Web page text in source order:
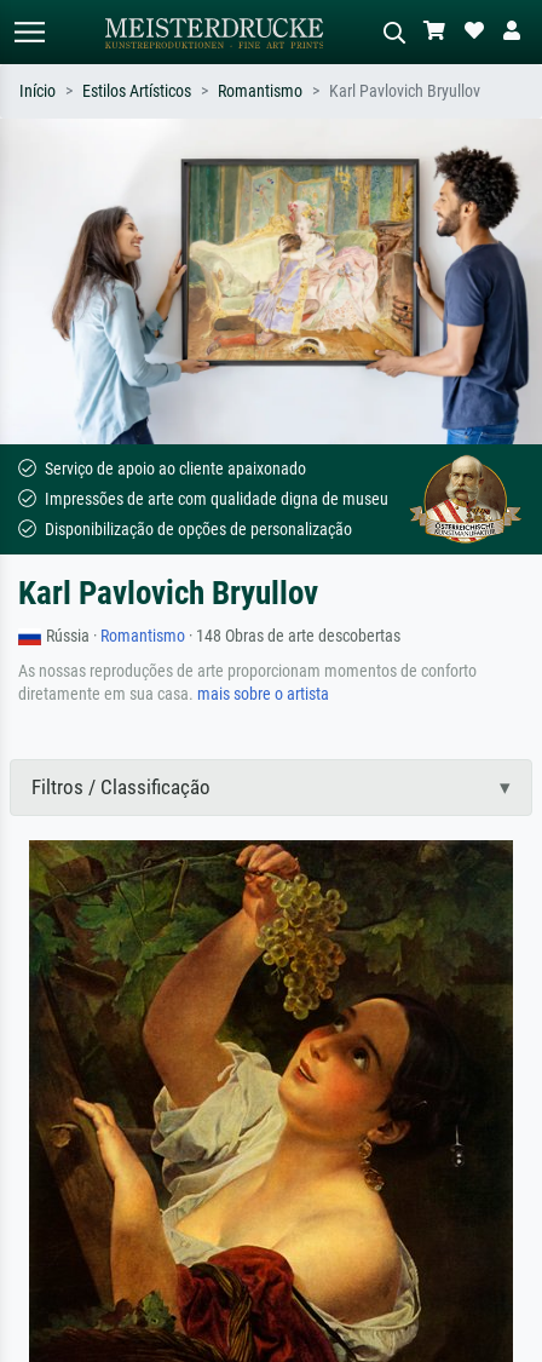
Pesquise por artista, título ou estilo –
ex: Monet, Noite Estrelada,
impressionismo, onda de Hokusai, nu.
Descreva a cena – ex: prado verde,
abstrato com muito vermelho, pintura
a óleo escura, nu em pé ao lado de
uma árvore.
Início Estilos Artísticos Romantismo Karl Pavlovich Bryullov
Serviço de apoio ao cliente apaixonado
Impressões de arte com qualidade digna de museu
Disponibilização de opções de personalização
Karl Pavlovich Bryullov
Rússia · Romantismo · 148 Obras de arte descobertas
As nossas reproduções de arte proporcionam momentos de conforto
diretamente em sua casa. mais sobre o artista
Filtros / Classificação